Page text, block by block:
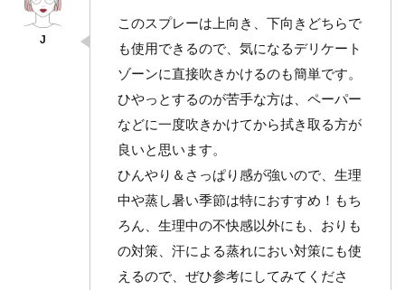
このスプレーは上向き、下向きどちらで
も使用できるので、気になるデリケート
ゾーンに直接吹きかけるのも簡単です。
ひやっとするのが苦手な方は、ペーパー
などに一度吹きかけてから拭き取る方が
良いと思います。
ひんやり＆さっぱり感が強いので、生理
中や蒸し暑い季節は特におすすめ！もち
ろん、生理中の不快感以外にも、おりも
の対策、汗による蒸れにおい対策にも使
えるので、ぜひ参考にしてみてくださ